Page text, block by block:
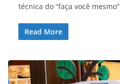
técnica do “faça você mesmo”
Read More